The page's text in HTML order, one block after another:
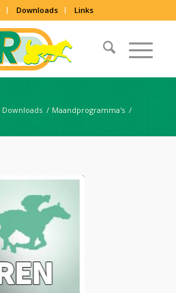
Downloads Links
Downloads / Maandprogramma's /